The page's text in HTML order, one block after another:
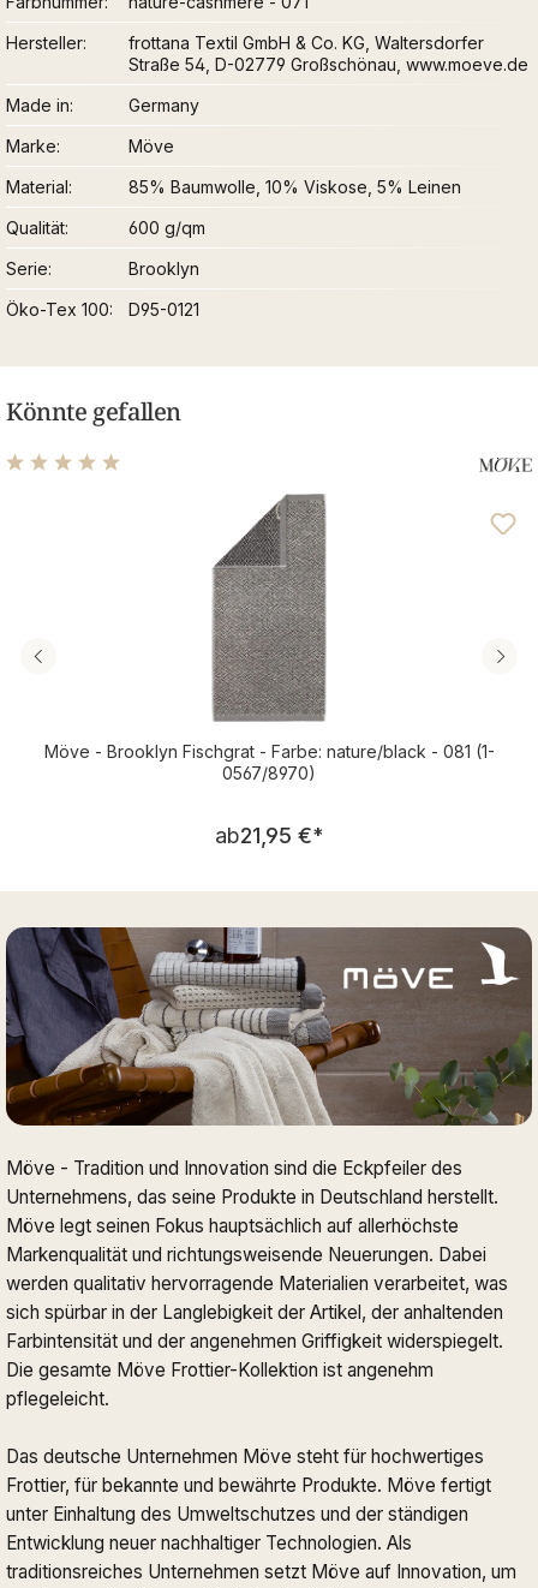
Hersteller
frottana Textil GmbH & Co. KG, Waltersdorfer
Straße 54, D-02779 Großschönau, www.moeve.de
Made in
Germany
Marke
Möve
Material
85% Baumwolle, 10% Viskose, 5% Leinen
Qualität
600 g/qm
Serie
Brooklyn
Öko-Tex 100
D95-0121
Könnte gefallen
Durchschnittliche Bewertung von 5 von 5 Sternen
Möve - Brooklyn Fischgrat - Farbe: nature/black - 081 (1-
0567/8970)
Regulärer Preis:
ab21,95 €*
Möve - Tradition und Innovation sind die Eckpfeiler des
Unternehmens, das seine Produkte in Deutschland herstellt.
Möve legt seinen Fokus hauptsächlich auf allerhöchste
Markenqualität und richtungsweisende Neuerungen. Dabei
werden qualitativ hervorragende Materialien verarbeitet, was
sich spürbar in der Langlebigkeit der Artikel, der anhaltenden
Farbintensität und der angenehmen Griffigkeit widerspiegelt.
Die gesamte Möve Frottier-Kollektion ist angenehm
pflegeleicht.
Das deutsche Unternehmen Möve steht für hochwertiges
Frottier, für bekannte und bewährte Produkte. Möve fertigt
unter Einhaltung des Umweltschutzes und der ständigen
Entwicklung neuer nachhaltiger Technologien. Als
traditionsreiches Unternehmen setzt Möve auf Innovation, um